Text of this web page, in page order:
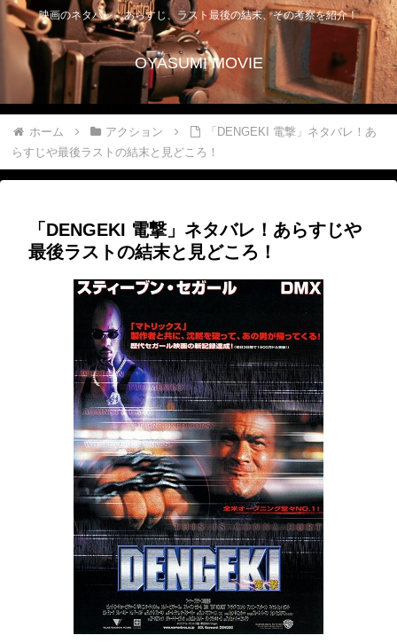
映画のネタバレ、あらすじ、ラスト最後の結末、その考察を紹介！
OYASUMI MOVIE
ホーム アクション
「DENGEKI 電撃」ネタバレ！あ
らすじや最後ラストの結末と見どころ！
「DENGEKI 電撃」ネタバレ！あらすじや
最後ラストの結末と見どころ！